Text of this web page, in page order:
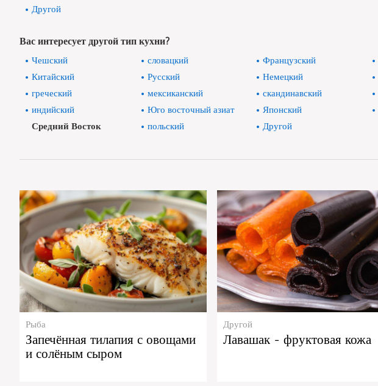
Другой
Вас интересует другой тип кухни?
Чешский словацкий Французский
Китайский
Русский Немецкий
греческий
мексиканский скандинавский
индийский
Юго восточный азиат Японский
Средний Восток
польский Другой
Рыба
Запечённая тилапия с овощами
и солёным сыром
Другой
Лавашак - фруктовая кожа